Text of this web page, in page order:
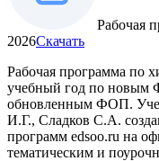
Рабочая
2026Скачать
Рабочая программа по
учебный год по новым
обновленным ФОП.
И.Г., Сладков С.А.
программ edsoo.ru на
тематическим и